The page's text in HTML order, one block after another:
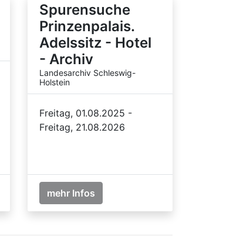
Spurensuche
Prinzenpalais.
Adelssitz - Hotel
- Archiv
Landesarchiv Schleswig-
Holstein
Freitag, 01.08.2025 -
Freitag, 21.08.2026
mehr Infos